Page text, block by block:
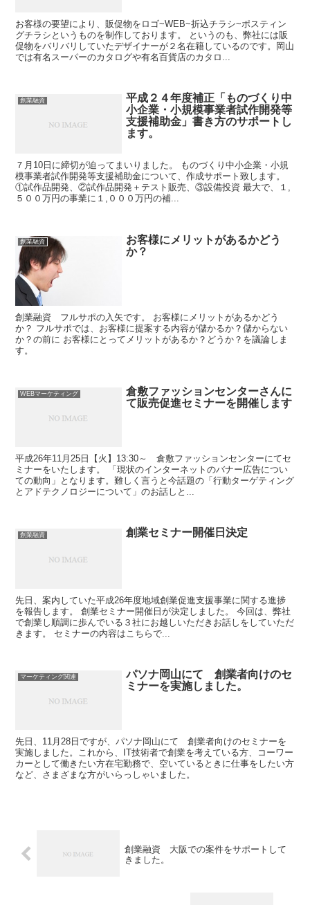
お客様の要望により、販促物をロゴ~WEB~折込チラシ~ポスティン
グチラシというものを制作しております。 というのも、弊社には販
促物をバリバリしていたデザイナーが２名在籍しているのです。岡山
では有名スーパーのカタログや有名百貨店のカタロ...
創業融資
平成２４年度補正「ものづくり中
小企業・小規模事業者試作開発等
支援補助金」書き方のサポートし
ます。
７月10日に締切が迫ってまいりました。 ものづくり中小企業・小規
模事業者試作開発等支援補助金について、作成サポート致します。
①試作品開発、②試作品開発＋テスト販売、③設備投資 最大で、１,
５００万円の事業に１,０００万円の補...
創業融資
お客様にメリットがあるかどう
か？
創業融資 フルサポの入矢です。 お客様にメリットがあるかどう
か？ フルサポでは、お客様に提案する内容が儲かるか？儲からない
か？の前に お客様にとってメリットがあるか？どうか？を議論しま
す。
WEBマーケティング
倉敷ファッションセンターさんに
て販売促進セミナーを開催します
平成26年11月25日【火】13:30～ 倉敷ファッションセンターにてセ
ミナーをいたします。 「現状のインターネットのバナー広告につい
ての動向」となります。難しく言うと今話題の「行動ターゲティング
とアドテクノロジーについて」のお話しと...
創業融資 創業セミナー開催日決定
先日、案内していた平成26年度地域創業促進支援事業に関する進捗
を報告します。 創業セミナー開催日が決定しました。 今回は、弊社
で創業し順調に歩んでいる３社にお越しいただきお話しをしていただ
きます。 セミナーの内容はこちらで...
マーケティング関連
パソナ岡山にて 創業者向けのセ
ミナーを実施しました。
先日、11月28日ですが、パソナ岡山にて 創業者向けのセミナーを
実施しました。これから、IT技術者で創業を考えている方、コーワー
カーとして働きたい方在宅勤務で、空いているときに仕事をしたい方
など、さまざまな方がいらっしゃいました。
創業融資 大阪での案件をサポートして
きました。